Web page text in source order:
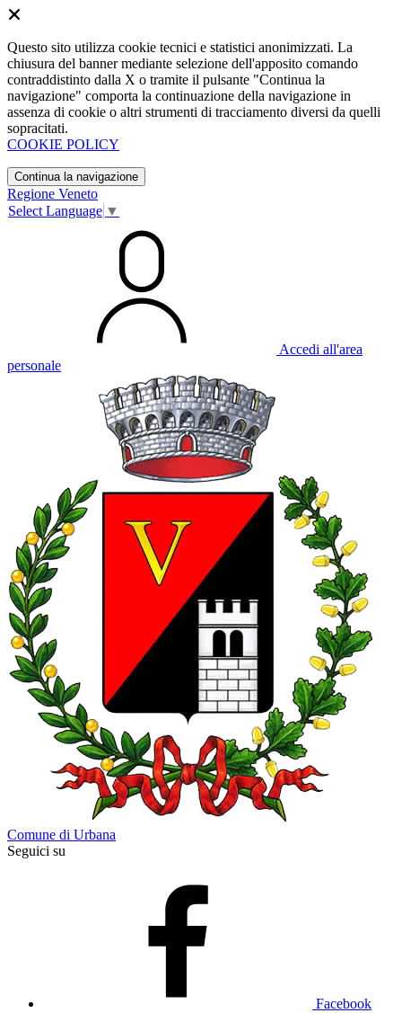
Questo sito utilizza cookie tecnici e statistici anonimizzati. La
chiusura del banner mediante selezione dell'apposito comando
contraddistinto dalla X o tramite il pulsante "Continua la
navigazione" comporta la continuazione della navigazione in
assenza di cookie o altri strumenti di tracciamento diversi da quelli
sopracitati.
COOKIE POLICY
Continua la navigazione
Regione Veneto
Select Language ▼
Accedi all'area
personale
Comune di Urbana
Seguici su
Facebook